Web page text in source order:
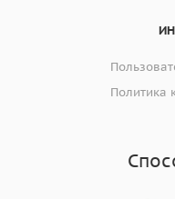
Политика